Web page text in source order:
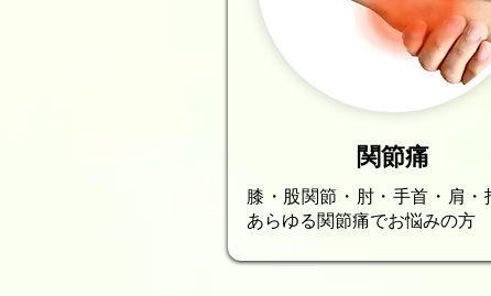
関節痛
膝・股関節・肘・手首・肩・
あらゆる関節痛でお悩みの方